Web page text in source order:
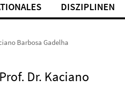
DISZIPLINEN
Barbosa Gadelha
Dr. Kaciano